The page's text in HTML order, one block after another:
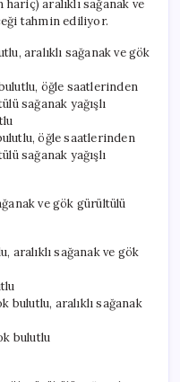
aralıklı sağanak ve
tahmin ediliyor.
aralıklı sağanak ve gök
öğle saatlerinden
sağanak yağışlı
öğle saatlerinden
sağanak yağışlı
ve gök gürültülü
aralıklı sağanak ve gök
bulutlu, aralıklı sağanak
bulutlu